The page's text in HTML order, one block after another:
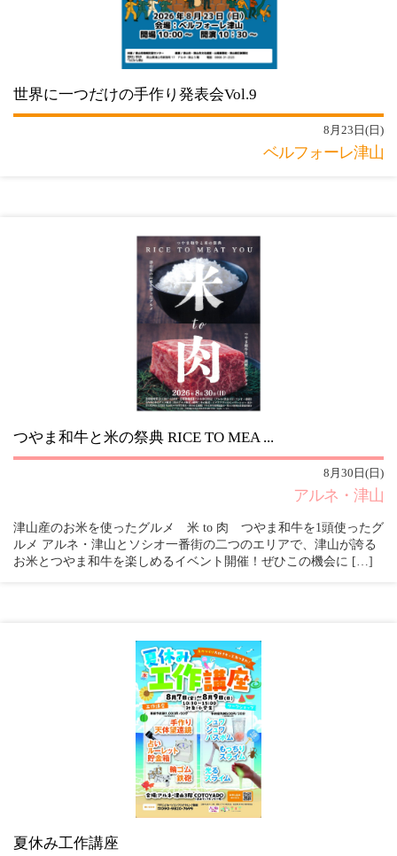
世界に一つだけの手作り発表会Vol.9
8月23日(日)
ベルフォーレ津山
つやま和牛と米の祭典 RICE TO MEA ...
8月30日(日)
アルネ・津山
津山産のお米を使ったグルメ 米 to 肉 つやま和牛を1頭使ったグ
ルメ アルネ・津山とソシオ一番街の二つのエリアで、津山が誇る
お米とつやま和牛を楽しめるイベント開催！ぜひこの機会に […]
夏休み工作講座